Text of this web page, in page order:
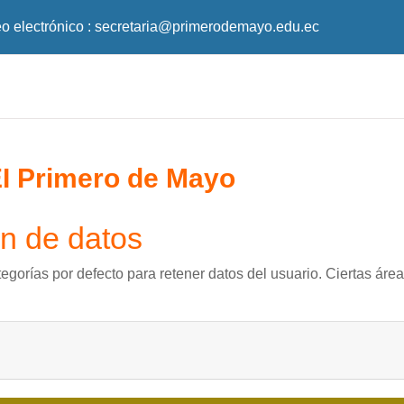
electrónico : secretaria@primerodemayo.edu.ec
Primero de Mayo
de datos
por defecto para retener datos del usuario. Ciertas